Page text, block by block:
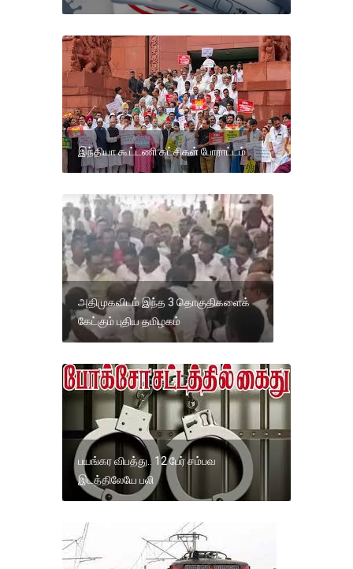
இந்தியா கூட்டணி கட்சிகள் போராட்டம்
அதிமுகவிடம் இந்த 3 தொகுதிகளைக்
கேட்கும் புதிய தமிழகம்
பயங்கர விபத்து.. 12 பேர் சம்பவ
இடத்திலேயே பலி